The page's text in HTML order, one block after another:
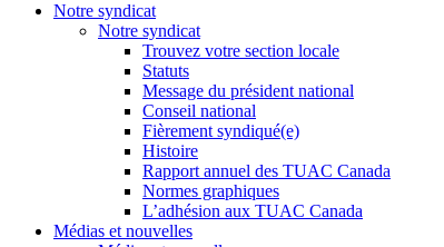
Notre syndicat
Notre syndicat
Trouvez votre section locale
Statuts
Message du président national
Conseil national
Fièrement syndiqué(e)
Histoire
Rapport annuel des TUAC Canada
Normes graphiques
L’adhésion aux TUAC Canada
Médias et nouvelles